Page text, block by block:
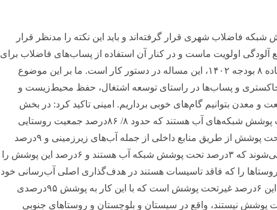
شبکه فاضلاب شهری قرار گرفته‌اند و باید این نکته را مدنظر قرار
اولویت ماست و در کنار آن استفاده از پساب‌‌‌های فاضلاب برای
بخش صنعت است که با استفاده از بند «ع» ماده ۸ بودجه ۱۴۰۲، این مساله در دستور کار است. ما بر این موضوع
خاکستری و پساب‌‌‌ها در راستای توسعه اشتغال، حفظ محیط‌زیست و
و معدن بتوانیم گام‌‌‌های خوبی برداریم. امینی تاکید کرد: در بخش
روستایی در حال حاضر ۸/ ۱۷میلیون نفر تحت پوشش شبکه‌‌‌های آب هستند که حدود ۸/ ۸۶درصد جمعیت روستایی
می‌شود. در حال حاضر ۹۱‌درصد روستاهای تحت پوشش از طریق منابع داخلی از جمله‌‌‌ آب‌‌‌های زیرزمینی و ۹‌درصد
روستاها از طریق آب‌‌‌رسانی سیار تامین آب می‌‌‌شوند که ۳‌درصد تحت پوشش شبکه آب هستند و ۶‌درصد این پوشش را
روستاها را که فاقد تاسیسات هستند در هدف‌گذاری اصلی آب‌رسانی خود
قرار داده است. هدف‌گذاری ما حل مشکلات این ۶‌درصد غیر‌تحت پوشش است که با این کار به پوشش ۹۵درصدی
نیستند، واقع در سیستان و بلوچستان و روستاهای جنوبی